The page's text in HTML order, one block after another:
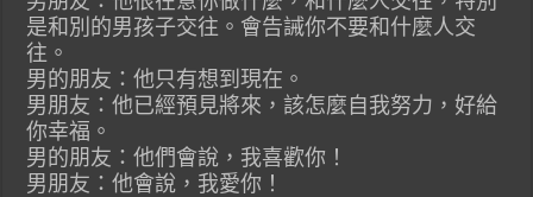
是和別的男孩子交往。會告誡你不要和什麼人交
往。
男的朋友：他只有想到現在。
男朋友：他已經預見將來，該怎麼自我努力，好給
你幸福。
男的朋友：他們會說，我喜歡你！
男朋友：他會說，我愛你！